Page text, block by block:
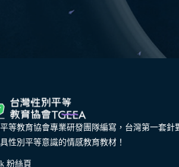
等教育協會專業研發團隊編寫，台灣第一套針
性別平等意識的情感教育教材！
粉絲頁